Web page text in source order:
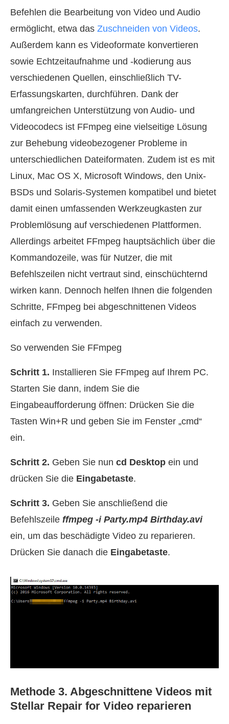
Befehlen die Bearbeitung von Video und Audio
ermöglicht, etwa das Zuschneiden von Videos.
Außerdem kann es Videoformate konvertieren
sowie Echtzeitaufnahme und -kodierung aus
verschiedenen Quellen, einschließlich TV-
Erfassungskarten, durchführen. Dank der
umfangreichen Unterstützung von Audio- und
Videocodecs ist FFmpeg eine vielseitige Lösung
zur Behebung videobezogener Probleme in
unterschiedlichen Dateiformaten. Zudem ist es mit
Linux, Mac OS X, Microsoft Windows, den Unix-
BSDs und Solaris-Systemen kompatibel und bietet
damit einen umfassenden Werkzeugkasten zur
Problemlösung auf verschiedenen Plattformen.
Allerdings arbeitet FFmpeg hauptsächlich über die
Kommandozeile, was für Nutzer, die mit
Befehlszeilen nicht vertraut sind, einschüchternd
wirken kann. Dennoch helfen Ihnen die folgenden
Schritte, FFmpeg bei abgeschnittenen Videos
einfach zu verwenden.
So verwenden Sie FFmpeg
Schritt 1. Installieren Sie FFmpeg auf Ihrem PC.
Starten Sie dann, indem Sie die
Eingabeaufforderung öffnen: Drücken Sie die
Tasten Win+R und geben Sie im Fenster „cmd“
ein.
Schritt 2. Geben Sie nun cd Desktop ein und
drücken Sie die Eingabetaste.
Schritt 3. Geben Sie anschließend die
Befehlszeile ffmpeg -i Party.mp4 Birthday.avi
ein, um das beschädigte Video zu reparieren.
Drücken Sie danach die Eingabetaste.
Methode 3. Abgeschnittene Videos mit
Stellar Repair for Video reparieren